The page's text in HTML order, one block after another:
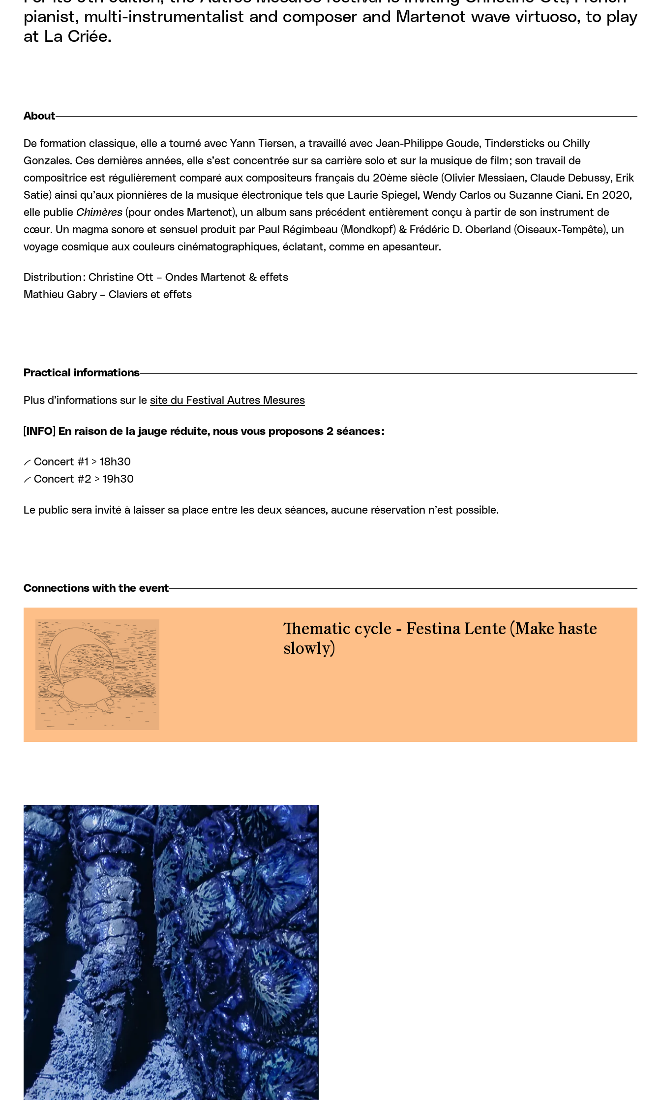
pianist, multi-instrumentalist and composer and Martenot wave virtuoso, to play
at La Criée.
About
De formation classique, elle a tourné avec Yann Tiersen, a travaillé avec Jean-Philippe Goude, Tindersticks ou Chilly
Gonzales. Ces dernières années, elle s’est concentrée sur sa carrière solo et sur la musique de film ; son travail de
compositrice est régulièrement comparé aux compositeurs français du 20ème siècle ((Olivier Messiaen, Claude Debussy, Erik
Satie)) ainsi qu’aux pionnières de la musique électronique tels que Laurie Spiegel, Wendy Carlos ou Suzanne Ciani. En 2020,
elle publie Chimères ((pour ondes Martenot)), un album sans précédent entièrement conçu à partir de son instrument de
cœur. Un magma sonore et sensuel produit par Paul Régimbeau ((Mondkopf)) & Frédéric D. Oberland ((Oiseaux-Tempête)), un
voyage cosmique aux couleurs cinématographiques, éclatant, comme en apesanteur.
Distribution : Christine Ott – Ondes Martenot & effets
Mathieu Gabry – Claviers et effets
Practical informations
Plus d’informations sur le site du Festival Autres Mesures
[INFO] En raison de la jauge réduite, nous vous proposons 2 séances :
-- Concert #1 > 18h30
-- Concert #2 > 19h30
Le public sera invité à laisser sa place entre les deux séances, aucune réservation n’est possible.
Connections with the event
Thematic cycle - Festina Lente (Make haste
slowly)